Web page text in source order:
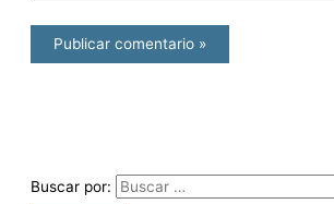
Buscar por: